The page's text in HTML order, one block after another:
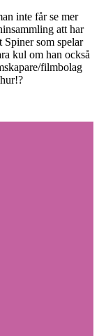
inte får se mer
att har
Spiner som spelar
kul om han också
filmbolag